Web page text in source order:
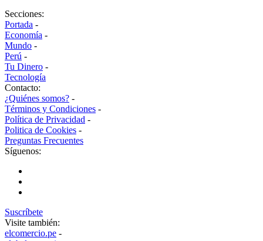
Secciones:
Portada -
Economía -
Mundo -
Perú -
Tu Dinero -
Tecnología
Contacto:
¿Quiénes somos? -
Términos y Condiciones -
Política de Privacidad -
Politica de Cookies -
Preguntas Frecuentes
Síguenos:
Suscríbete
Visite también:
elcomercio.pe -